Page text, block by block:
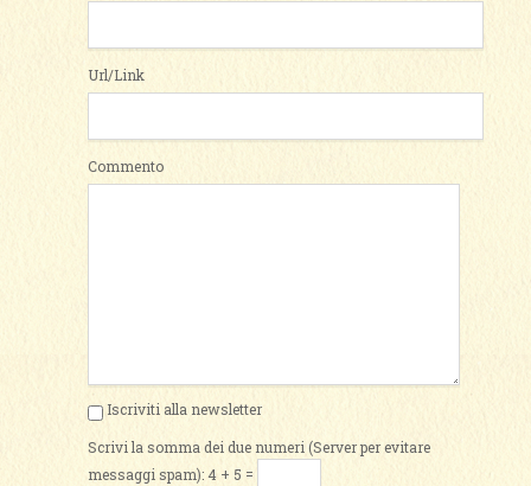
Url/Link
Commento
Iscriviti alla newsletter
Scrivi la somma dei due numeri (Server per evitare
messaggi spam): 4 + 5 =